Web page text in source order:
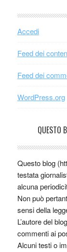
Accedi
Feed dei
Feed dei
WordPress.org
QUESTO
Questo blog
testata
alcuna
Non può
sensi della
L’autore del
commenti ai
Alcuni testi o